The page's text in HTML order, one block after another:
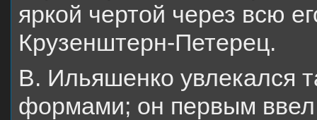
яркой чертой через всю
Крузенштерн-Петерец.
В. Ильяшенко увлекался
формами; он первым